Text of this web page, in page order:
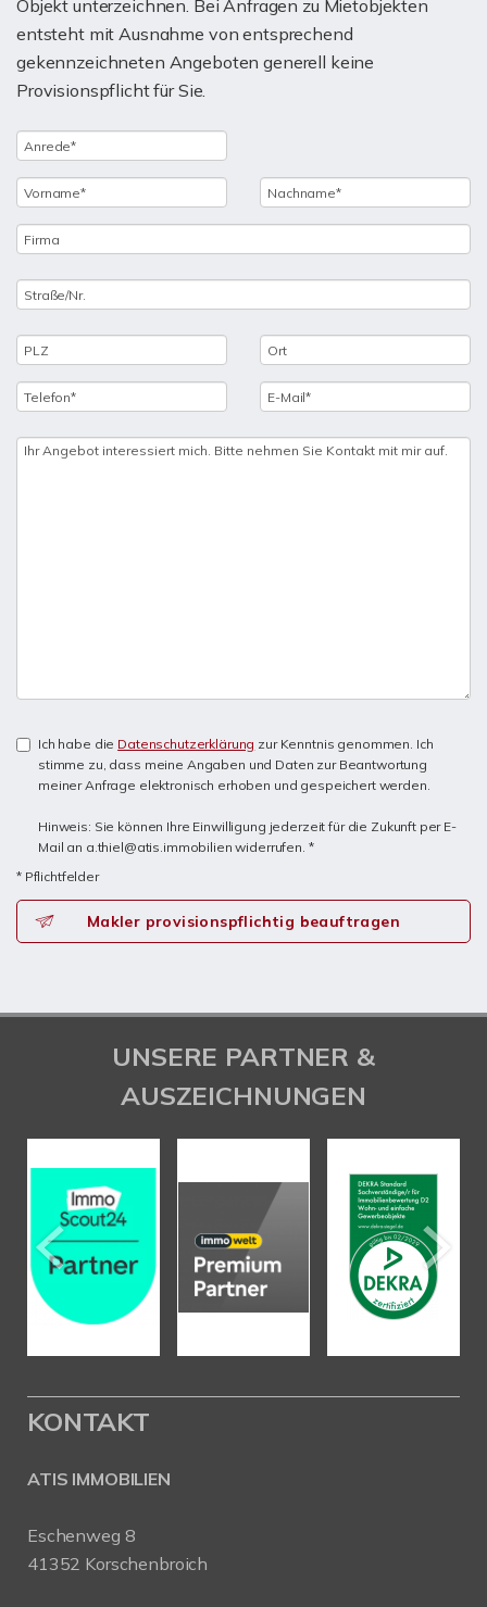
Objekt unterzeichnen. Bei Anfragen zu Mietobjekten
entsteht mit Ausnahme von entsprechend
gekennzeichneten Angeboten generell keine
Provisionspflicht für Sie.
Ich habe die Datenschutzerklärung zur Kenntnis genommen. Ich
stimme zu, dass meine Angaben und Daten zur Beantwortung
meiner Anfrage elektronisch erhoben und gespeichert werden.
Hinweis: Sie können Ihre Einwilligung jederzeit für die Zukunft per E-
Mail an a.thiel@atis.immobilien widerrufen. *
* Pflichtfelder
Makler provisionspflichtig beauftragen
UNSERE PARTNER &
AUSZEICHNUNGEN
KONTAKT
ATIS IMMOBILIEN
Eschenweg 8
41352 Korschenbroich